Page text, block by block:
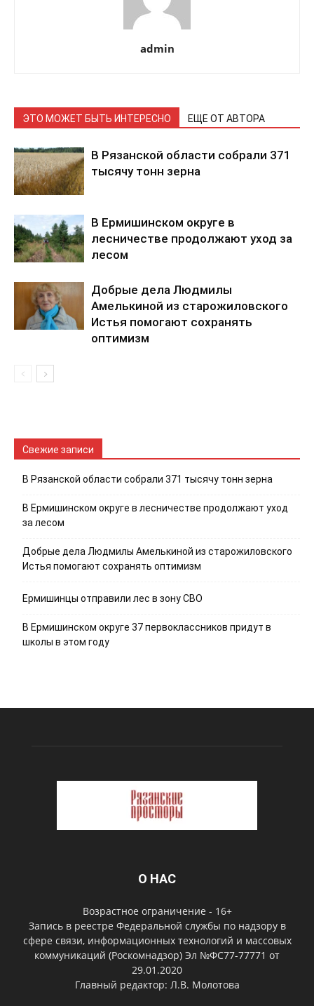
admin
ЭТО МОЖЕТ БЫТЬ ИНТЕРЕСНО ЕЩЕ ОТ АВТОРА
В Рязанской области собрали 371
тысячу тонн зерна
В Ермишинском округе в
лесничестве продолжают уход за
лесом
Добрые дела Людмилы
Амелькиной из старожиловского
Истья помогают сохранять
оптимизм
Свежие записи
В Рязанской области собрали 371 тысячу тонн зерна
В Ермишинском округе в лесничестве продолжают уход
за лесом
Добрые дела Людмилы Амелькиной из старожиловского
Истья помогают сохранять оптимизм
Ермишинцы отправили лес в зону СВО
В Ермишинском округе 37 первоклассников придут в
школы в этом году
О НАС
Возрастное ограничение - 16+
Запись в реестре Федеральной службы по надзору в
сфере связи, информационных технологий и массовых
коммуникаций (Роскомнадзор) Эл №ФС77-77771 от
29.01.2020
Главный редактор: Л.В. Молотова